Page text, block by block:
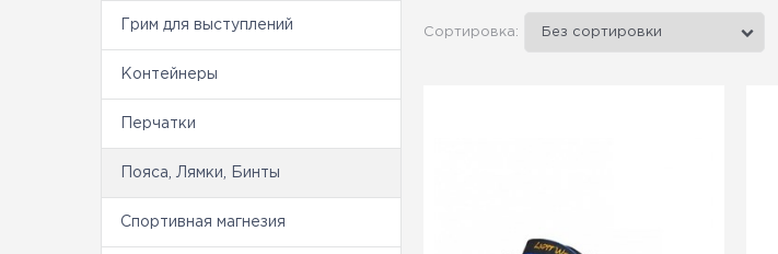
Грим для выступлений
Контейнеры
Перчатки
Пояса, Лямки, Бинты
Спортивная магнезия
Сортировка: